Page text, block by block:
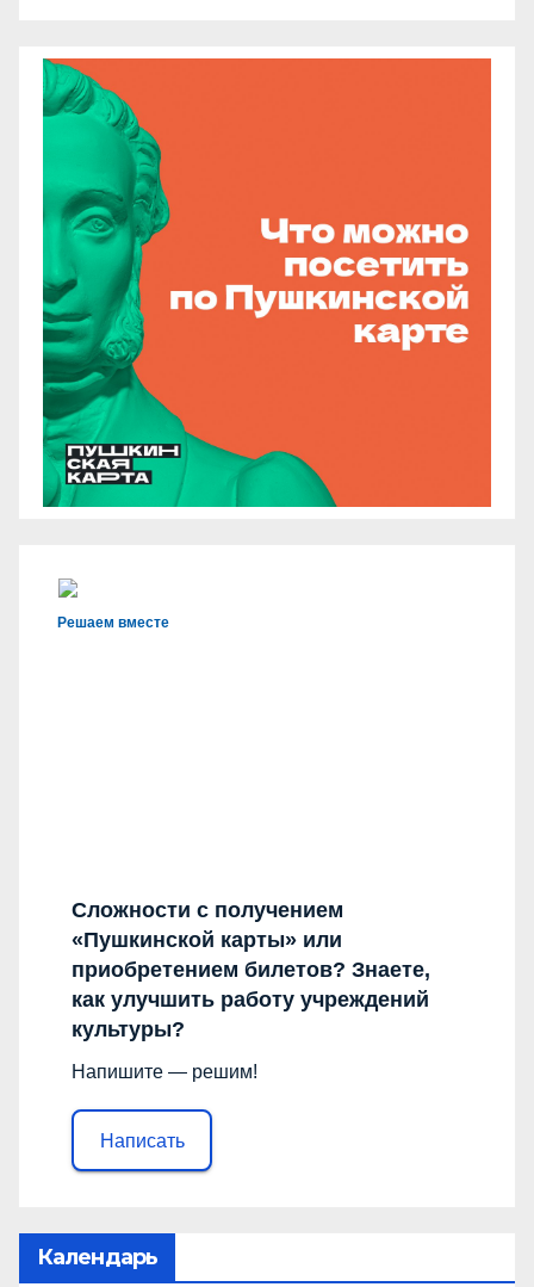
Решаем вместе
Сложности с получением
«Пушкинской карты» или
приобретением билетов? Знаете,
как улучшить работу учреждений
культуры?
Напишите — решим!
Написать
Календарь